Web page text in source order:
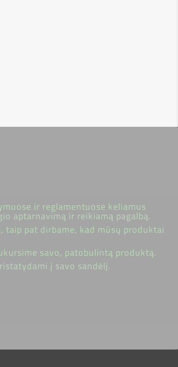
ir reglamentuose keliamus
aptarnavimą ir reikiamą pagalbą.
pat dirbame, kad mūsų produktai
savo, patobulintą produktą.
į savo sandėlį.